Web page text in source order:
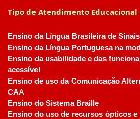
Tipo de Atendimento Educacional
Ensino da Língua Brasileira de
Ensino da Língua Portuguesa na
Ensino da usabilidade e das
acessível
Ensino de uso da Comunicação
CAA
Ensino do Sistema Braille
Ensino do uso de recursos ópticos